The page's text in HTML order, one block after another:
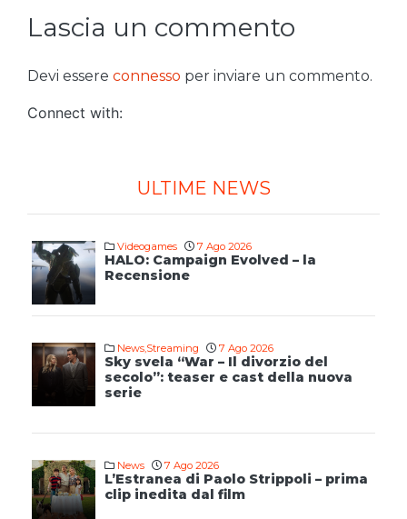
Lascia un commento
Devi essere connesso per inviare un commento.
Connect with:
ULTIME NEWS
Videogames 7 Ago 2026
HALO: Campaign Evolved – la
Recensione
News,Streaming 7 Ago 2026
Sky svela “War – Il divorzio del
secolo”: teaser e cast della nuova
serie
News 7 Ago 2026
L’Estranea di Paolo Strippoli – prima
clip inedita dal film